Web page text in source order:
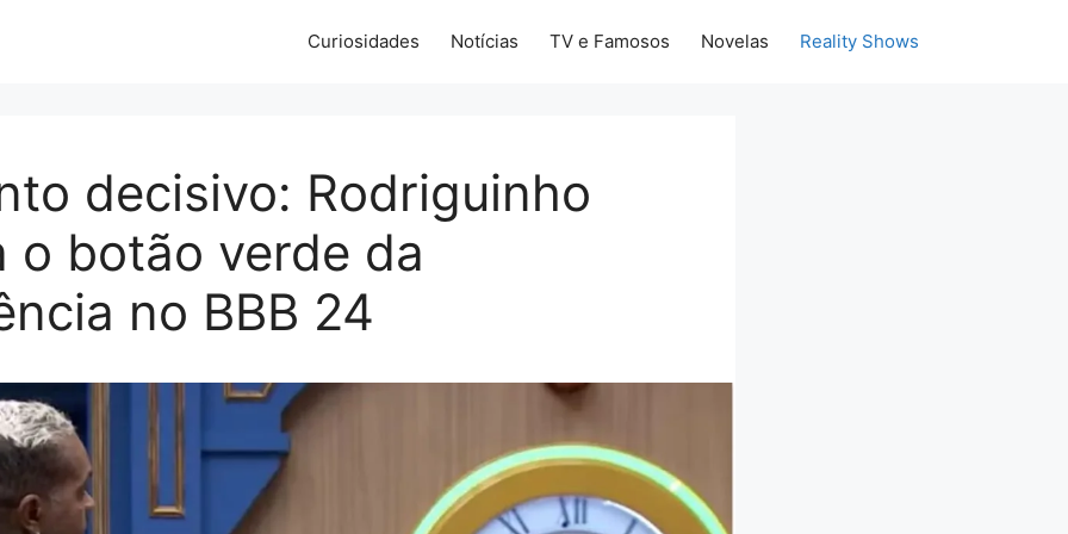
Curiosidades Notícias TV e Famosos Novelas Reality Shows
decisivo: Rodriguinho
o botão verde da
no BBB 24